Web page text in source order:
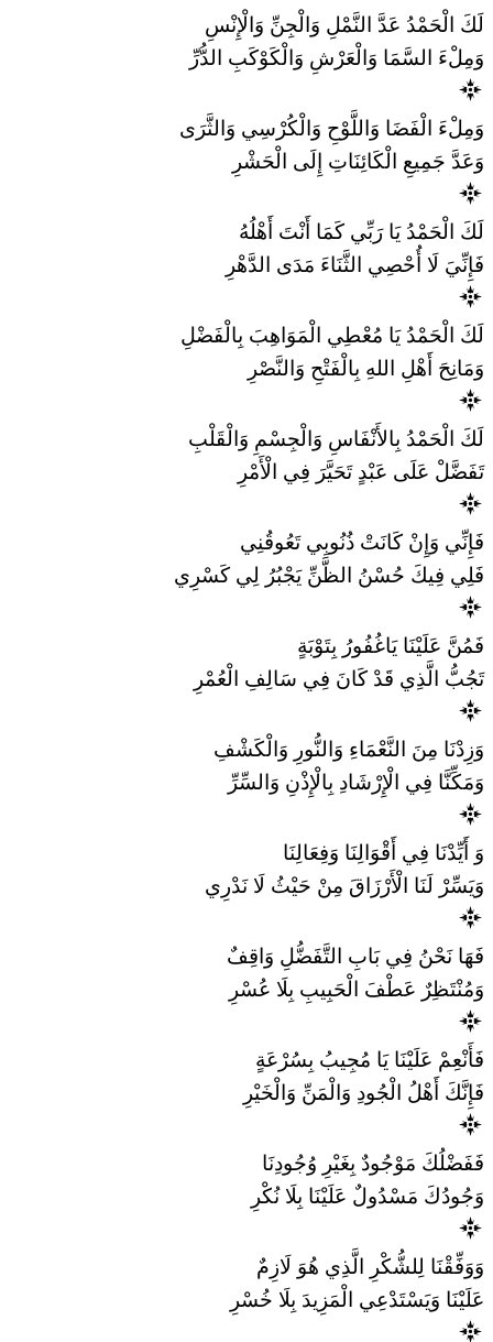
لَكَ الْحَمْدُ عَدَّ النَّمْلِ وَالْجِنِّ وَالْإِنْسِ
وَمِلْءَ السَّمَا وَالْعَرْشِ وَالْكَوْكَبِ الدُّرِّ
وَمِلْءَ الْفَضَا وَاللَّوْحِ وَالْكُرْسِي وَالثَّرَى
وَعَدَّ جَمِيعِ الْكَائِنَاتِ إِلَى الْحَشْرِ
لَكَ الْحَمْدُ يَا رَبِّي كَمَا أَنْتَ أَهْلُهُ
فَإِنِّيَ لَا أُحْصِي الثَّنَاءَ مَدَى الدَّهْرِ
لَكَ الْحَمْدُ يَا مُعْطِي الْمَوَاهِبَ بِالْفَضْلِ
وَمَانِحَ أَهْلِ اللهِ بِالْفَتْحِ وَالنَّصْرِ
لَكَ الْحَمْدُ بِالأَنْفَاسِ وَالْجِسْمِ وَالْقَلْبِ
تَفَضَّلْ عَلَى عَبْدٍ تَحَيَّرَ فِي الْأَمْرِ
فَإِنِّي وَإِنْ كَانَتْ ذُنُوبِي تَعُوقُنِي
فَلِي فِيكَ حُسْنُ الظَّنِّ يَجْبُرُ لِي كَسْرِي
فَمُنَّ عَلَيْنَا يَاغُفُورُ بِتَوْبَةٍ
تَجُبُّ الَّذِي قَدْ كَانَ فِي سَالِفِ الْعُمْرِ
وَزِدْنَا مِنَ النَّعْمَاءِ وَالنُّورِ وَالْكَشْفِ
وَمَكِّنَّا فِي الْإِرْشَادِ بِالْإِذْنِ وَالسِّرِّ
وَ أَيِّدْنَا فِي أَقْوَالِنَا وَفِعَالِنَا
وَيَسِّرْ لَنَا الْأَرْزَاقَ مِنْ حَيْثُ لَا نَدْرِي
فَهَا نَحْنُ فِي بَابِ التَّفَضُّلِ وَاقِفٌ
وَمُنْتَظِرٌ عَطْفَ الْحَبِيبِ بِلَا عُسْرِ
فَأَنْعِمْ عَلَيْنَا يَا مُجِيبُ بِسُرْعَةٍ
فَإِنَّكَ أَهْلُ الْجُودِ وَالْمَنِّ وَالْخَيْرِ
فَفَضْلُكَ مَوْجُودٌ بِغَيْرِ وُجُودِنَا
وَجُودُكَ مَسْدُولٌ عَلَيْنَا بِلَا نُكْرِ
وَوَفِّقْنَا لِلشُّكْرِ الَّذِي هُوَ لَازِمٌ
عَلَيْنَا وَيَسْتَدْعِي الْمَزِيدَ بِلَا خُسْرِ